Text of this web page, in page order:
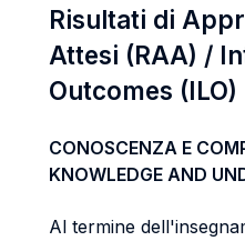
Risultati di
Attesi (RAA) /
Outcomes (ILO)
CONOSCENZA E
KNOWLEDGE AND
Al termine